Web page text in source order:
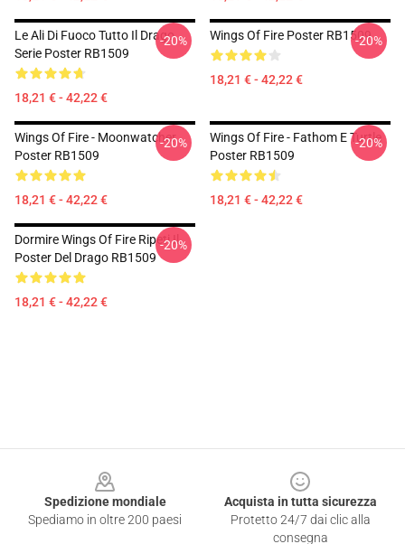
Le Ali Di Fuoco Tutto Il Drago
Serie Poster RB1509
18,21 € - 42,22 €
-20% Wings Of Fire Poster RB1509
18,21 € - 42,22 €
-20%
Wings Of Fire - Moonwatcher
Poster RB1509
18,21 € - 42,22 €
-20%
Wings Of Fire - Fathom E Turtle
Poster RB1509
18,21 € - 42,22 €
-20%
Dormire Wings Of Fire Ripeti Il
Poster Del Drago RB1509
18,21 € - 42,22 €
-20%
Spedizione mondiale
Spediamo in oltre 200 paesi
Acquista in tutta sicurezza
Protetto 24/7 dai clic alla
consegna